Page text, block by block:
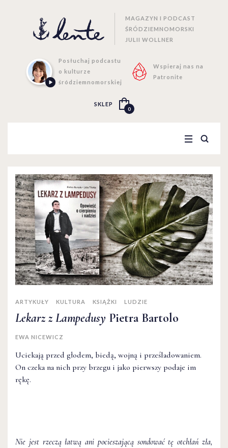
MAGAZYN I PODCAST
ŚRÓDZIEMNOMORSKI
JULII WOLLNER
Posłuchaj podcastu
o kulturze
śródziemnomorskiej
Wspieraj nas na
Patronite
SKLEP
0
ARTYKUŁY KULTURA KSIĄŻKI LUDZIE
Lekarz z Lampedusy Pietra Bartolo
EWA NICEWICZ
Uciekają przed głodem, biedą, wojną i prześladowaniem.
On czeka na nich przy brzegu i jako pierwszy podaje im
rękę.
Nie jest rzeczą łatwą ani pocieszającą sondować tę otchłań zła,